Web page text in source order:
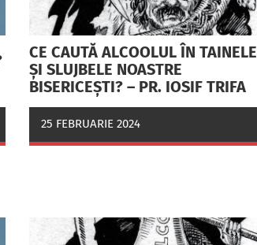
CE CAUTĂ ALCOOLUL ÎN TAINELE
ŞI SLUJBELE NOASTRE
BISERICEŞTI? – PR. IOSIF TRIFA
25 FEBRUARIE 2024